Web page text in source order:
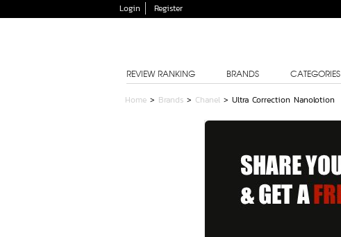
Login Register
REVIEW RANKING BRANDS CATEGORIES
Home > Brands > Chanel > Ultra Correction Nanolotion